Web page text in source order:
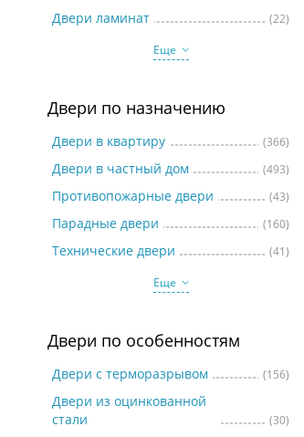
Двери ламинат
(22)
Еще
Двери по назначению
Двери в квартиру (366)
Двери в частный дом (493)
Противопожарные двери (43)
Парадные двери (160)
Технические двери
(41)
Еще
Двери по особенностям
Двери с терморазрывом (156)
Двери из оцинкованной
стали
(30)